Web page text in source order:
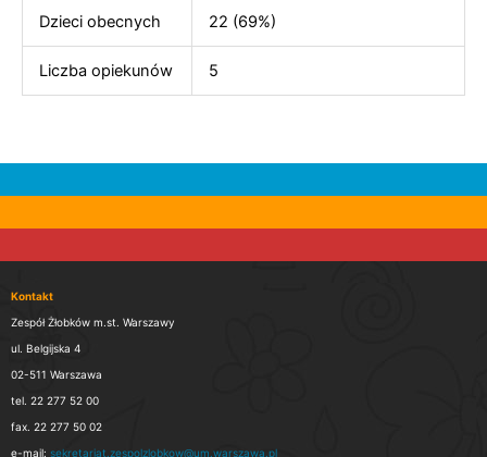
Dzieci obecnych 22 (69%)
Liczba opiekunów 5
Kontakt
Zespół Żłobków m.st. Warszawy
ul. Belgijska 4
02-511 Warszawa
tel. 22 277 52 00
fax. 22 277 50 02
e-mail: sekretariat.zespolzlobkow@um.warszawa.pl